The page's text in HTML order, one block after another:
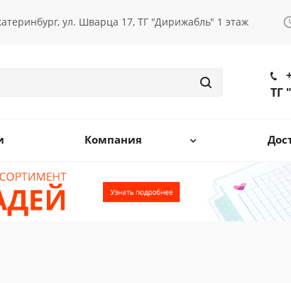
ул. Шварца 17, ТГ "Дирижабль" 1 этаж
ТГ
Компания